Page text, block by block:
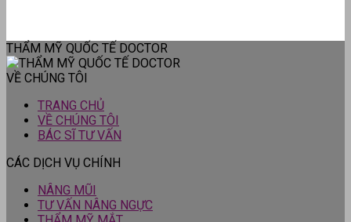
THẨM MỸ QUỐC TẾ DOCTOR
VỀ CHÚNG TÔI
TRANG CHỦ
VỀ CHÚNG TÔI
BÁC SĨ TƯ VẤN
CÁC DỊCH VỤ CHÍNH
NÂNG MŨI
TƯ VẤN NÂNG NGỰC